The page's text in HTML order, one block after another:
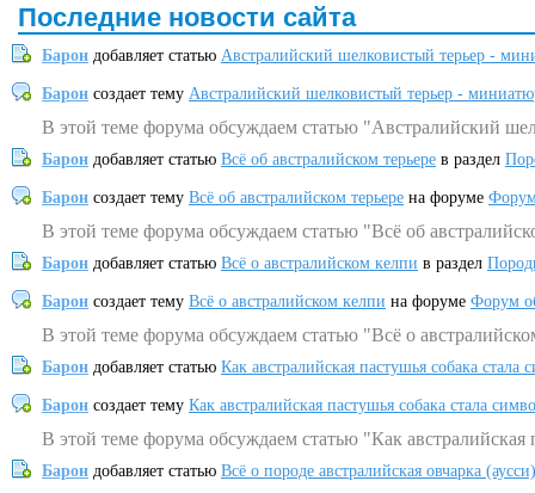
Последние новости сайта
Барон добавляет статью Австралийский шелковистый терьер -
Барон создает тему Австралийский шелковистый терьер -
В этой теме форума обсуждаем статью "Австралийский
Барон добавляет статью Всё об австралийском терьере в раздел
Барон создает тему Всё об австралийском терьере на форуме
В этой теме форума обсуждаем статью "Всё об
Барон добавляет статью Всё о австралийском келпи в раздел
Барон создает тему Всё о австралийском келпи на форуме Форум
В этой теме форума обсуждаем статью "Всё о
Барон добавляет статью Как австралийская пастушья собака
Барон создает тему Как австралийская пастушья собака стала
В этой теме форума обсуждаем статью "Как
Барон добавляет статью Всё о породе австралийская овчарка (аусси)